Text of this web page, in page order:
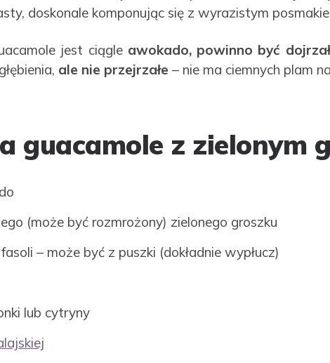
doskonale komponując się z wyrazistym
jest ciągle awokado, powinno być
ale nie przejrzałe – nie ma ciemnych plam
guacamole z zielonym
(może być rozmrożony) zielonego groszku
– może być z puszki (dokładnie wypłucz)
lub cytryny